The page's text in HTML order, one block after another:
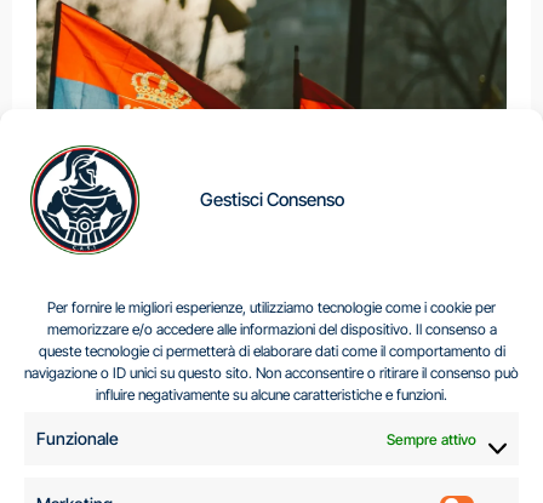
Gestisci Consenso
Per fornire le migliori esperienze, utilizziamo tecnologie come i cookie per
memorizzare e/o accedere alle informazioni del dispositivo. Il consenso a
queste tecnologie ci permetterà di elaborare dati come il comportamento di
navigazione o ID unici su questo sito. Non acconsentire o ritirare il consenso può
influire negativamente su alcune caratteristiche e funzioni.
Funzionale Sempre attivo
Centro Analisi e Studi Italus © Tutti i diritti riservati